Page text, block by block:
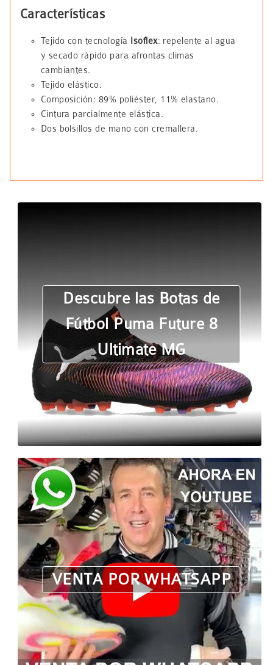
Características
Tejido con tecnología Isoflex: repelente al agua
y secado rápido para afrontas climas
cambiantes.
Tejido elástico.
Composición: 89% poliéster, 11% elastano.
Cintura parcialmente elástica.
Dos bolsillos de mano con cremallera.
Descubre las Botas de
Fútbol Puma Future 8
Ultimate MG
VENTA POR WHATSAPP